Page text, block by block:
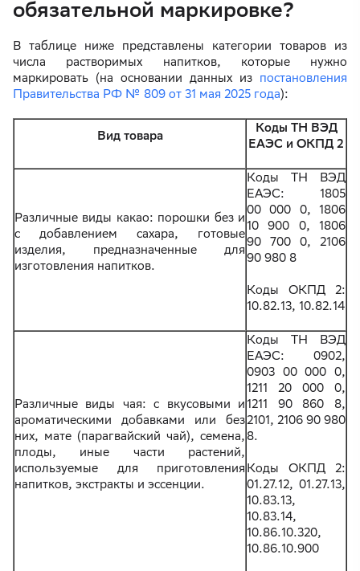
обязательной маркировке?
В таблице ниже представлены категории товаров из
числа растворимых напитков, которые нужно
маркировать (на основании данных из постановления
Правительства РФ № 809 от 31 мая 2025 года):
Вид товара
Коды ТН ВЭД
ЕАЭС и ОКПД 2
Различные виды какао: порошки без и
с добавлением сахара, готовые
изделия, предназначенные для
изготовления напитков.
Коды ТН ВЭД
ЕАЭС: 1805
00 000 0, 1806
10 900 0, 1806
90 700 0, 2106
90 980 8
Коды ОКПД 2:
10.82.13, 10.82.14
Различные виды чая: с вкусовыми и
ароматическими добавками или без
них, мате (парагвайский чай), семена,
плоды, иные части растений,
используемые для приготовления
напитков, экстракты и эссенции.
Коды ТН ВЭД
ЕАЭС: 0902,
0903 00 000 0,
1211 20 000 0,
1211 90 860 8,
2101, 2106 90 980
8.
Коды ОКПД 2:
01.27.12, 01.27.13,
10.83.13,
10.83.14,
10.86.10.320,
10.86.10.900